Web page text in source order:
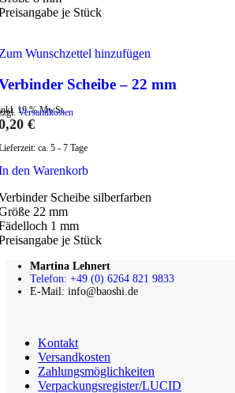
je Stück
Wunschzettel hinzufügen
Scheibe – 22 mm
19 % MwSt.
Versandkosten
€
ca. 5 - 7 Tage
den Warenkorb
Scheibe silberfarben
22 mm
1 mm
je Stück
Martina Lehnert
Telefon: +49 (0) 6264 821 9833
E-Mail: info@baoshi.de
Kontakt
Versandkosten
Zahlungsmöglichkeiten
Verpackungsregister/LUCID